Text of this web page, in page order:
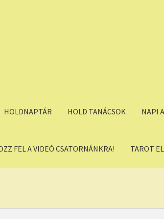
HOLDNAPTÁR HOLD TANÁCSOK NAPI
FEL A VIDEÓ CSATORNÁNKRA! TAROT